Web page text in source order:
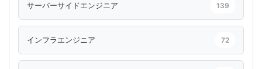
サーバーサイドエンジニア 139
インフラエンジニア 72